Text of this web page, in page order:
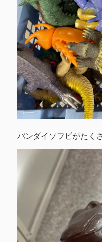
バンダイソフビがたく